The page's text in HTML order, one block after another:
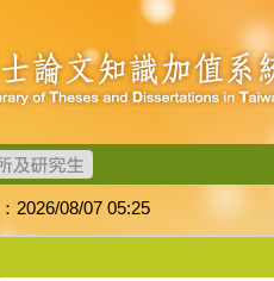
2026/08/07 05:25